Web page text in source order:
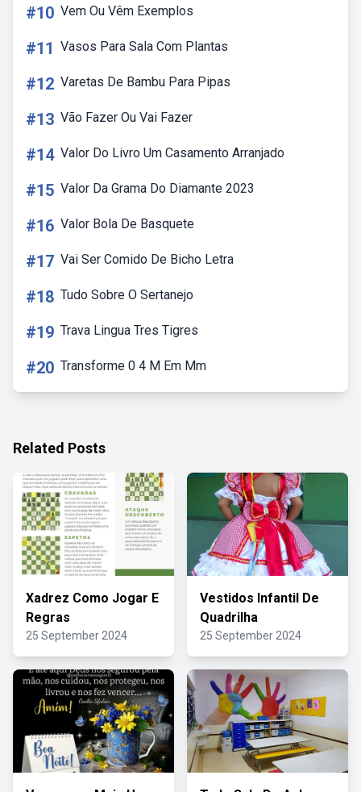
#10 Vem Ou Vêm Exemplos
#11 Vasos Para Sala Com Plantas
#12 Varetas De Bambu Para Pipas
#13 Vão Fazer Ou Vai Fazer
#14 Valor Do Livro Um Casamento Arranjado
#15 Valor Da Grama Do Diamante 2023
#16 Valor Bola De Basquete
#17 Vai Ser Comido De Bicho Letra
#18 Tudo Sobre O Sertanejo
#19 Trava Lingua Tres Tigres
#20 Transforme 0 4 M Em Mm
Related Posts
Xadrez Como Jogar E
Regras
25 September 2024
Vestidos Infantil De
Quadrilha
25 September 2024